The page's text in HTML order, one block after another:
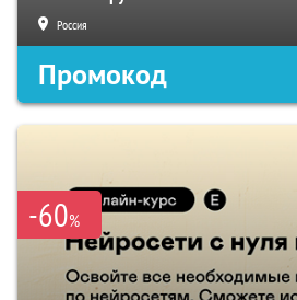
Россия
Промокод
-60%